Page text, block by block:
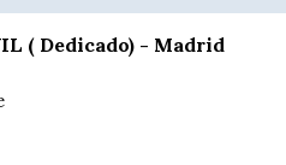
( Dedicado) - Madrid